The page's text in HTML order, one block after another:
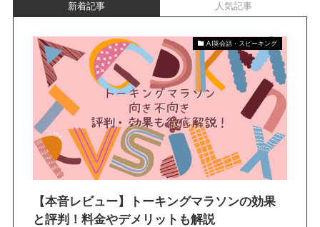
新着記事 人気記事
AI英会話・スピーキング
【本音レビュー】トーキングマラソンの効果
と評判！料金やデメリットも解説